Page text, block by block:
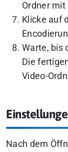
Ordner mit
Klicke auf
Warte, bis
Die
Video-
Nach dem